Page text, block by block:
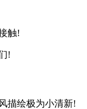
触!
!
描绘极为小清新!